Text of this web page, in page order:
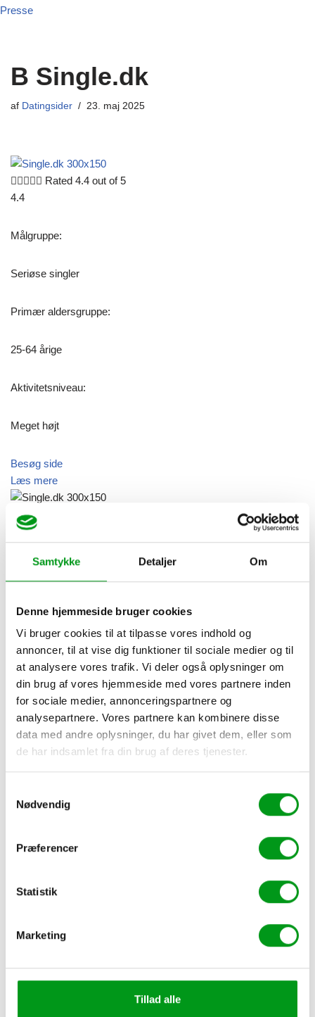
Samtykke Detaljer Om
Denne hjemmeside bruger cookies
Vi bruger cookies til at tilpasse vores indhold og
annoncer, til at vise dig funktioner til sociale medier og til
at analysere vores trafik. Vi deler også oplysninger om
din brug af vores hjemmeside med vores partnere inden
for sociale medier, annonceringspartnere og
analysepartnere. Vores partnere kan kombinere disse
data med andre oplysninger, du har givet dem, eller som
de har indsamlet fra din brug af deres tjenester.
Nødvendig
Præferencer
Statistik
Marketing
Tillad alle
Presse
B Single.dk
af Datingsider 23. maj 2025
 Rated 4.4 out of 5
4.4
Målgruppe:
Seriøse singler
Primær aldersgruppe:
25-64 årige
Aktivitetsniveau:
Meget højt
Besøg side
Læs mere
4.4
Avanceret matchalgoritme
Målgruppe:
Seriøse singler
Primær aldersgruppe:
25-64 årige
Aktivitetsniveau:
Læs mere